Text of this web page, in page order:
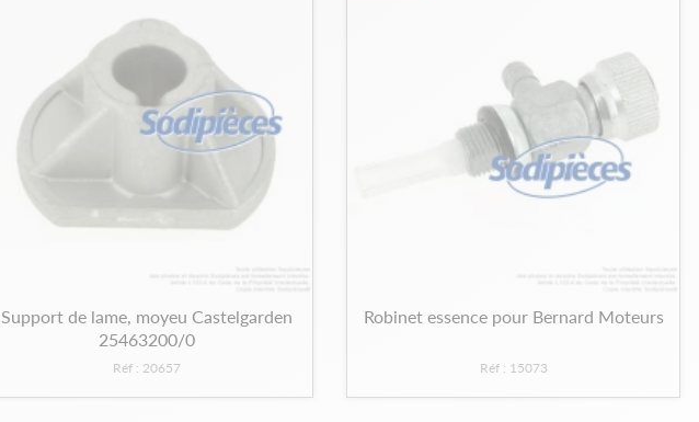
Support de lame, moyeu Castelgarden
25463200/0
Réf : 20657
Robinet essence pour Bernard Moteurs
Réf : 15073